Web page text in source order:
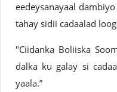
eedeysanayaal
tahay sidii cadaalad
"Ciidanka Boliiska
dalka ku galay si
yaala.”